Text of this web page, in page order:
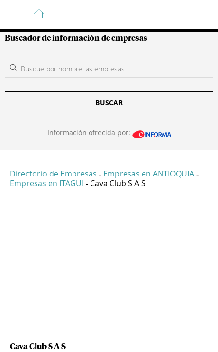
Guía de Empresas Colombianas
Buscador de información de empresas
BUSCAR
Información ofrecida por:
Directorio de Empresas - Empresas en ANTIOQUIA -
Empresas en ITAGUI - Cava Club S A S
Cava Club S A S